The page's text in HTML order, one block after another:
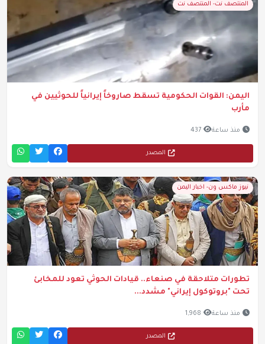
المنتصف نت- المنتصف نت
اليمن: القوات الحكومية تسقط صاروخاً إيرانياً للحوثيين في
مأرب
منذ ساعة 437
المصدر
نيوز ماكس ون- اخبار اليمن
تطورات متلاحقة في صنعاء.. قيادات الحوثي تعود للمخابئ
تحت "بروتوكول إيراني" مشدد...
منذ ساعة 1,968
المصدر